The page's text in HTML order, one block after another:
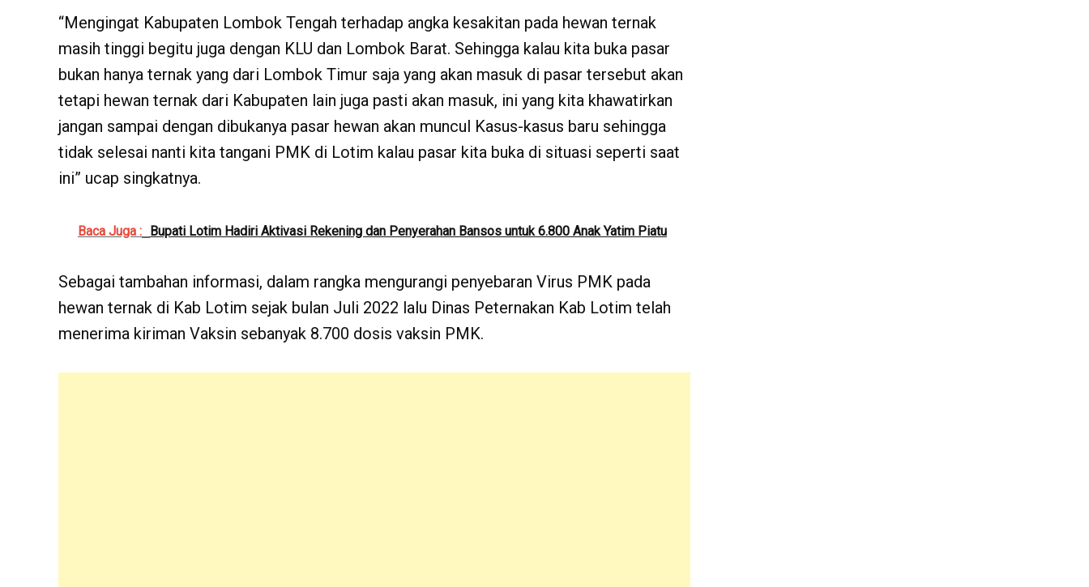
“Mengingat Kabupaten Lombok Tengah terhadap angka kesakitan pada hewan ternak
masih tinggi begitu juga dengan KLU dan Lombok Barat. Sehingga kalau kita buka pasar
bukan hanya ternak yang dari Lombok Timur saja yang akan masuk di pasar tersebut akan
tetapi hewan ternak dari Kabupaten lain juga pasti akan masuk, ini yang kita khawatirkan
jangan sampai dengan dibukanya pasar hewan akan muncul Kasus-kasus baru sehingga
tidak selesai nanti kita tangani PMK di Lotim kalau pasar kita buka di situasi seperti saat
ini” ucap singkatnya.
Baca Juga : Bupati Lotim Hadiri Aktivasi Rekening dan Penyerahan Bansos untuk 6.800 Anak Yatim Piatu
Sebagai tambahan informasi, dalam rangka mengurangi penyebaran Virus PMK pada
hewan ternak di Kab Lotim sejak bulan Juli 2022 lalu Dinas Peternakan Kab Lotim telah
menerima kiriman Vaksin sebanyak 8.700 dosis vaksin PMK.